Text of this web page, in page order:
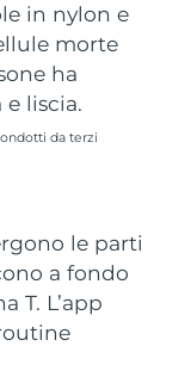
in nylon e
morte
ha
liscia.
da terzi
le parti
a fondo
T. L’app
stimata 18/8/26